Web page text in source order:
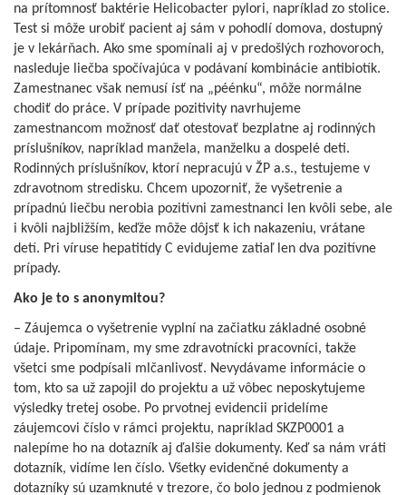
na prítomnosť baktérie Helicobacter pylori, napríklad zo stolice.
Test si môže urobiť pacient aj sám v pohodlí domova, dostupný
je v lekárňach. Ako sme spomínali aj v predošlých rozhovoroch,
nasleduje liečba spočívajúca v podávaní kombinácie antibiotík.
Zamestnanec však nemusí ísť na „péénku“, môže normálne
chodiť do práce. V prípade pozitivity navrhujeme
zamestnancom možnosť dať otestovať bezplatne aj rodinných
príslušníkov, napríklad manžela, manželku a dospelé deti.
Rodinných príslušníkov, ktorí nepracujú v ŽP a.s., testujeme v
zdravotnom stredisku. Chcem upozorniť, že vyšetrenie a
prípadnú liečbu nerobia pozitívni zamestnanci len kvôli sebe, ale
i kvôli najbližším, keďže môže dôjsť k ich nakazeniu, vrátane
detí. Pri víruse hepatitídy C evidujeme zatiaľ len dva pozitívne
prípady.
Ako je to s anonymitou?
– Záujemca o vyšetrenie vyplní na začiatku základné osobné
údaje. Pripomínam, my sme zdravotnícki pracovníci, takže
všetci sme podpísali mlčanlivosť. Nevydávame informácie o
tom, kto sa už zapojil do projektu a už vôbec neposkytujeme
výsledky tretej osobe. Po prvotnej evidencii pridelíme
záujemcovi číslo v rámci projektu, napríklad SKZP0001 a
nalepíme ho na dotazník aj ďalšie dokumenty. Keď sa nám vráti
dotazník, vidíme len číslo. Všetky evidenčné dokumenty a
dotazníky sú uzamknuté v trezore, čo bolo jednou z podmienok